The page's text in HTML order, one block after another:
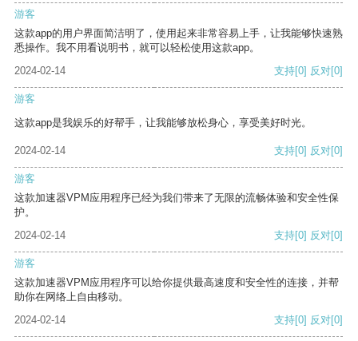
游客
这款app的用户界面简洁明了，使用起来非常容易上手，让我能够快速熟
悉操作。我不用看说明书，就可以轻松使用这款app。
2024-02-14
支持[0] 反对[0]
游客
这款app是我娱乐的好帮手，让我能够放松身心，享受美好时光。
2024-02-14 支持[0] 反对[0]
游客
这款加速器VPM应用程序已经为我们带来了无限的流畅体验和安全性保
护。
2024-02-14
支持[0] 反对[0]
游客
这款加速器VPM应用程序可以给你提供最高速度和安全性的连接，并帮
助你在网络上自由移动。
2024-02-14
支持[0] 反对[0]